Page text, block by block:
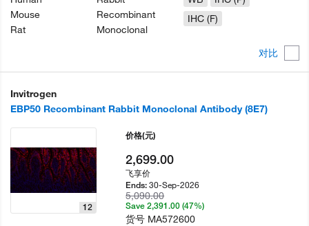
对比
Mouse
Rat
Recombinant
Monoclonal
IHC (F)
Invitrogen
EBP50 Recombinant Rabbit Monoclonal Antibody (8E7)
12
价格(元)
2,699.00
飞享价
Ends:30-Sep-2026
5,090.00
Save 2,391.00 (47%)
货号 MA572600